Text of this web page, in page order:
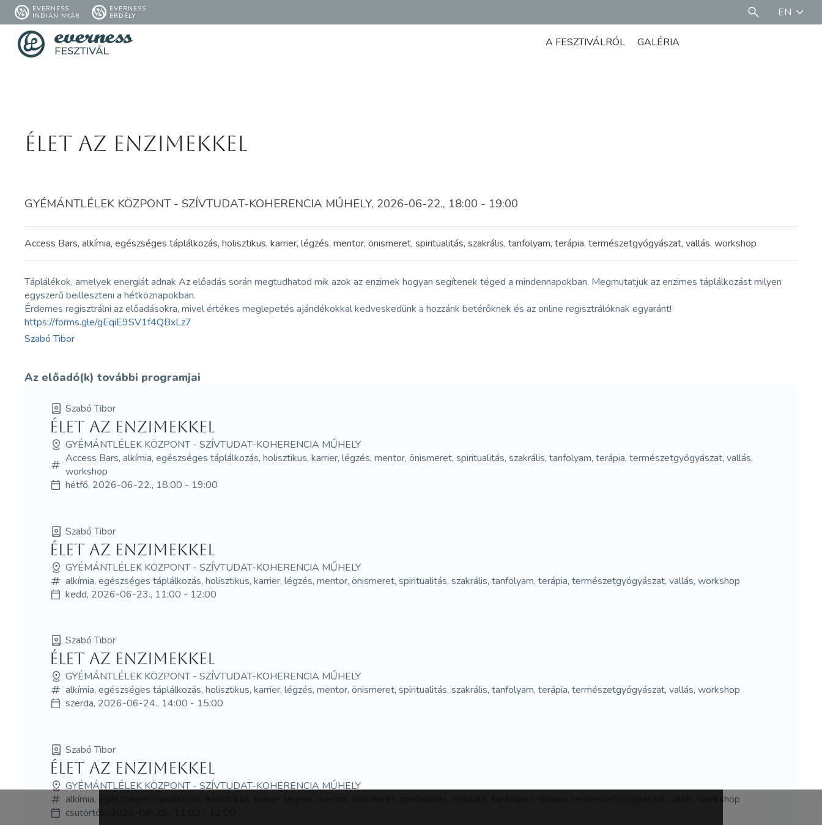
EVERNESS
INDIÁN NYÁR
EVERNESS
ERDÉLY
EN
A FESZTIVÁLRÓL GALÉRIA
Élet az enzimekkel
GYÉMÁNTLÉLEK KÖZPONT - SZÍVTUDAT-KOHERENCIA MŰHELY, 2026-06-22., 18:00 - 19:00
Access Bars, alkímia, egészséges táplálkozás, holisztikus, karrier, légzés, mentor, önismeret, spiritualitás, szakrális, tanfolyam, terápia, természetgyógyászat, vallás, workshop
Táplálékok, amelyek energiát adnak Az előadás során megtudhatod mik azok az enzimek hogyan segítenek téged a mindennapokban. Megmutatjuk az enzimes táplálkozást milyen
egyszerű beilleszteni a hétköznapokban.
Érdemes regisztrálni az előadásokra, mivel értékes meglepetés ajándékokkal kedveskedünk a hozzánk betérőknek és az online regisztrálóknak egyaránt!
https://forms.gle/gEqiE9SV1f4QBxLz7
Szabó Tibor
Az előadó(k) további programjai
Szabó Tibor
Élet az enzimekkel
GYÉMÁNTLÉLEK KÖZPONT - SZÍVTUDAT-KOHERENCIA MŰHELY
Access Bars, alkímia, egészséges táplálkozás, holisztikus, karrier, légzés, mentor, önismeret, spiritualitás, szakrális, tanfolyam, terápia, természetgyógyászat, vallás,
workshop
hétfő, 2026-06-22., 18:00 - 19:00
Szabó Tibor
Élet az enzimekkel
GYÉMÁNTLÉLEK KÖZPONT - SZÍVTUDAT-KOHERENCIA MŰHELY
alkímia, egészséges táplálkozás, holisztikus, karrier, légzés, mentor, önismeret, spiritualitás, szakrális, tanfolyam, terápia, természetgyógyászat, vallás, workshop
kedd, 2026-06-23., 11:00 - 12:00
Szabó Tibor
Élet az enzimekkel
GYÉMÁNTLÉLEK KÖZPONT - SZÍVTUDAT-KOHERENCIA MŰHELY
alkímia, egészséges táplálkozás, holisztikus, karrier, légzés, mentor, önismeret, spiritualitás, szakrális, tanfolyam, terápia, természetgyógyászat, vallás, workshop
szerda, 2026-06-24., 14:00 - 15:00
Szabó Tibor
Élet az enzimekkel
GYÉMÁNTLÉLEK KÖZPONT - SZÍVTUDAT-KOHERENCIA MŰHELY
alkímia, egészséges táplálkozás, holisztikus, karrier, légzés, mentor, önismeret, spiritualitás, szakrális, tanfolyam, terápia, természetgyógyászat, vallás, workshop
csütörtök, 2026-06-25., 11:00 - 12:00